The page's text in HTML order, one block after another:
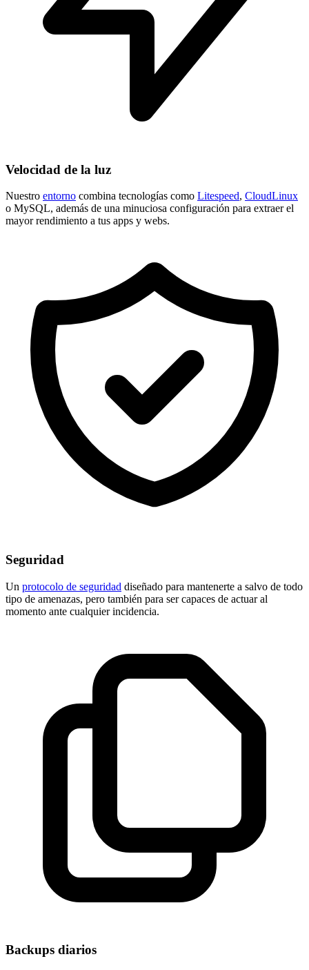
Velocidad de la luz
Nuestro entorno combina tecnologías como Litespeed, CloudLinux
o MySQL, además de una minuciosa configuración para extraer el
mayor rendimiento a tus apps y webs.
Seguridad
Un protocolo de seguridad diseñado para mantenerte a salvo de todo
tipo de amenazas, pero también para ser capaces de actuar al
momento ante cualquier incidencia.
Backups diarios